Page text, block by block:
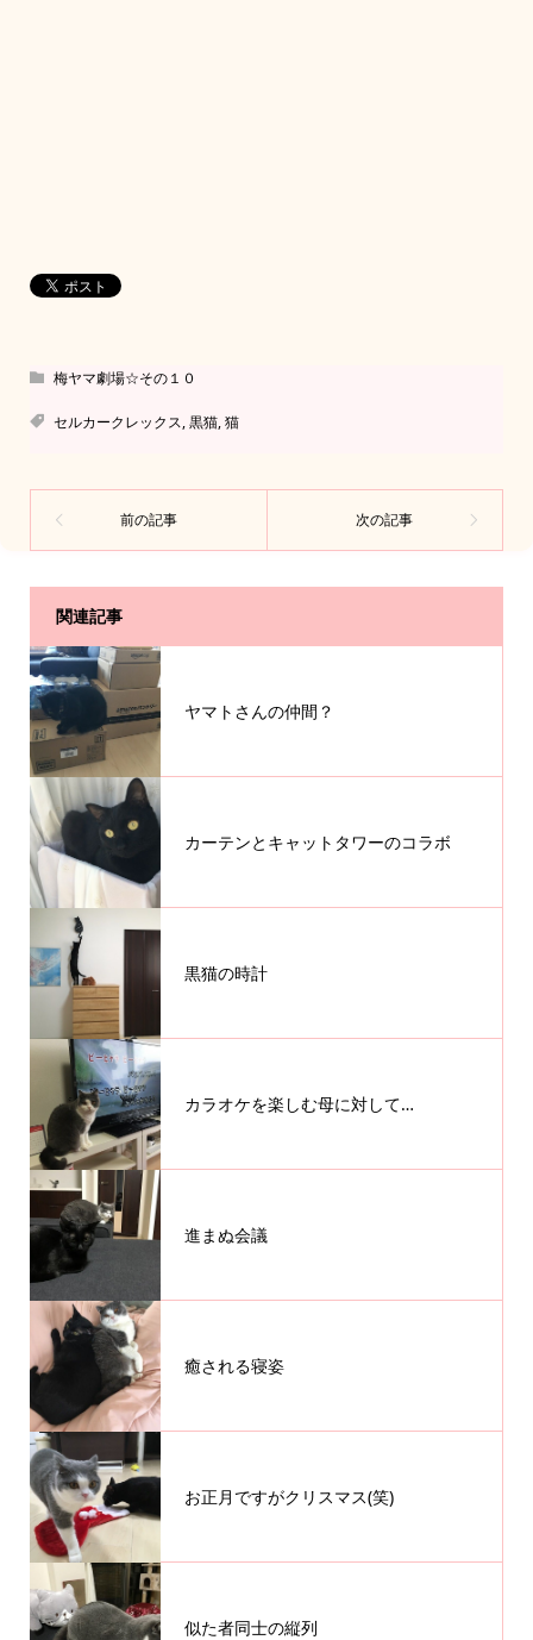
梅ヤマ劇場☆その１０
セルカークレックス,黒猫,猫
関連記事
ヤマトさんの仲間？
カーテンとキャットタワーのコラボ
黒猫の時計
カラオケを楽しむ母に対して…
進まぬ会議
癒される寝姿
お正月ですがクリスマス(笑)
似た者同士の縦列